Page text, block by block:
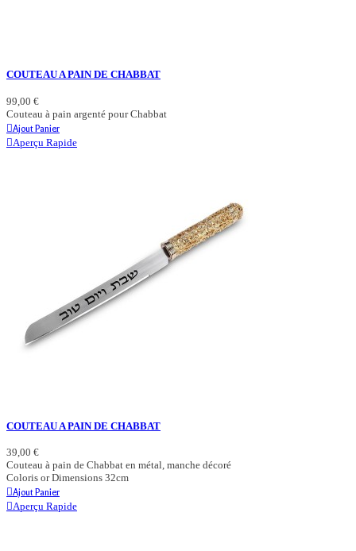
COUTEAU A PAIN DE CHABBAT
99,00 €
Couteau à pain argenté pour Chabbat
Ajout Panier
Aperçu Rapide
COUTEAU A PAIN DE CHABBAT
39,00 €
Couteau à pain de Chabbat en métal, manche décoré
Coloris or Dimensions 32cm
Ajout Panier
Aperçu Rapide